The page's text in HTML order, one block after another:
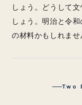
しょう。どうして
しょう。明治と令
の材料かもしれませ
Two